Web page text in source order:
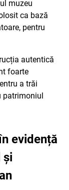
muzeu
ca bază
pentru
autentică
foarte
a trăi
patrimoniul
evidență
și